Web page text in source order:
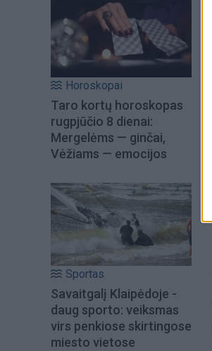
Horoskopai
Taro kortų horoskopas
rugpjūčio 8 dienai:
Mergelėms — ginčai,
Vėžiams — emocijos
Sportas
Savaitgalį Klaipėdoje -
daug sporto: veiksmas
virs penkiose skirtingose
miesto vietose